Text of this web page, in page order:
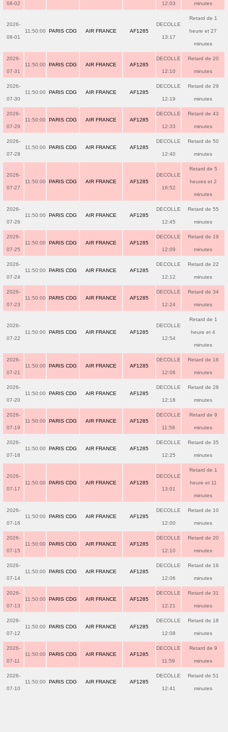
08-02 12:03 minutes
2026-
08-01
11:50:00 PARIS CDG AIR FRANCE AF1285
DECOLLE
13:17
Retard de 1
heure et 27
minutes
2026-
07-31
11:50:00 PARIS CDG AIR FRANCE AF1285
DECOLLE
12:10
Retard de 20
minutes
2026-
07-30
11:50:00 PARIS CDG AIR FRANCE AF1285
DECOLLE
12:19
Retard de 29
minutes
2026-
07-29
11:50:00 PARIS CDG AIR FRANCE AF1285
DECOLLE
12:33
Retard de 43
minutes
2026-
07-28
11:50:00 PARIS CDG AIR FRANCE AF1285
DECOLLE
12:40
Retard de 50
minutes
2026-
07-27
11:50:00 PARIS CDG AIR FRANCE AF1285
DECOLLE
16:52
Retard de 5
heures et 2
minutes
2026-
07-26
11:50:00 PARIS CDG AIR FRANCE AF1285
DECOLLE
12:45
Retard de 55
minutes
2026-
07-25
11:50:00 PARIS CDG AIR FRANCE AF1285
DECOLLE
12:09
Retard de 19
minutes
2026-
07-24
11:50:00 PARIS CDG AIR FRANCE AF1285
DECOLLE
12:12
Retard de 22
minutes
2026-
07-23
11:50:00 PARIS CDG AIR FRANCE AF1285
DECOLLE
12:24
Retard de 34
minutes
2026-
07-22
11:50:00 PARIS CDG AIR FRANCE AF1285
DECOLLE
12:54
Retard de 1
heure et 4
minutes
2026-
07-21
11:50:00 PARIS CDG AIR FRANCE AF1285
DECOLLE
12:06
Retard de 16
minutes
2026-
07-20
11:50:00 PARIS CDG AIR FRANCE AF1285
DECOLLE
12:18
Retard de 28
minutes
2026-
07-19
11:50:00 PARIS CDG AIR FRANCE AF1285
DECOLLE
11:59
Retard de 9
minutes
2026-
07-18
11:50:00 PARIS CDG AIR FRANCE AF1285
DECOLLE
12:25
Retard de 35
minutes
2026-
07-17
11:50:00 PARIS CDG AIR FRANCE AF1285
DECOLLE
13:01
Retard de 1
heure et 11
minutes
2026-
07-16
11:50:00 PARIS CDG AIR FRANCE AF1285
DECOLLE
12:00
Retard de 10
minutes
2026-
07-15
11:50:00 PARIS CDG AIR FRANCE AF1285
DECOLLE
12:10
Retard de 20
minutes
2026-
07-14
11:50:00 PARIS CDG AIR FRANCE AF1285
DECOLLE
12:06
Retard de 16
minutes
2026-
07-13
11:50:00 PARIS CDG AIR FRANCE AF1285
DECOLLE
12:21
Retard de 31
minutes
2026-
07-12
11:50:00 PARIS CDG AIR FRANCE AF1285
DECOLLE
12:08
Retard de 18
minutes
2026-
07-11
11:50:00 PARIS CDG AIR FRANCE AF1285
DECOLLE
11:59
Retard de 9
minutes
2026-
07-10
11:50:00 PARIS CDG AIR FRANCE AF1285
DECOLLE
12:41
Retard de 51
minutes